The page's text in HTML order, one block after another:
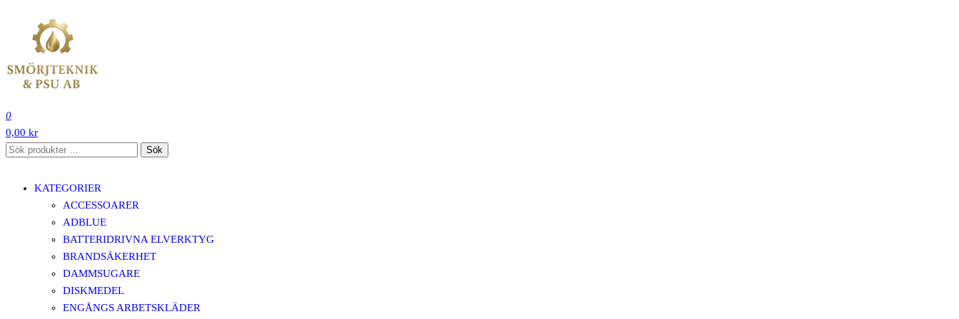
innehåll
0
0,00 kr
Sök
Sök
KATEGORIER
ACCESSOARER
ADBLUE
BATTERIDRIVNA ELVERKTYG
BRANDSÄKERHET
DAMMSUGARE
DISKMEDEL
ENGÅNGS ARBETSKLÄDER